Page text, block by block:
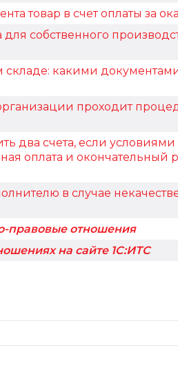
товар в счет оплаты за
собственного
складе: какими
проходит
два счета, если условиями
оплата и окончательный
в случае
правовые отношения
на сайте 1С:ИТС